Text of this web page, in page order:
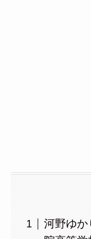
河野ゆか